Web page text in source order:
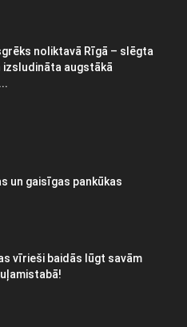
noliktavā Rīgā – slēgta
izsludināta augstākā
un gaisīgas pankūkas
vīrieši baidās lūgt savām